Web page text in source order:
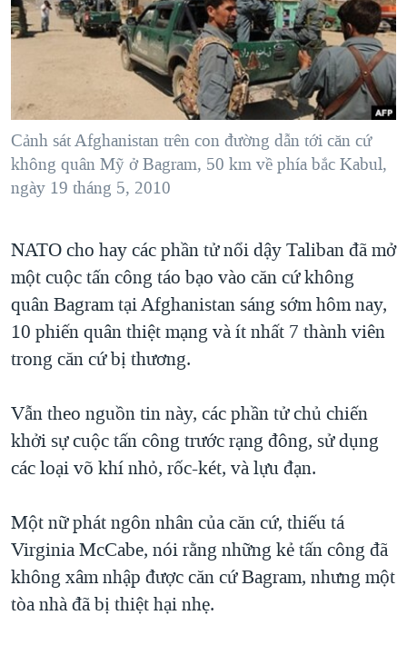
"Tìm"NGƯỜI VIỆT HẢI NGOẠI
KHOA HỌC
SỨC KHOẺ
VĂN HOÁ
GIÁO DỤC
TẠI
HÀNH TRÌNH BẦU CỬ 2024
MỘT NĂM CHIẾN TRANH TẠI DẢI GAZA
GIẢI MÃ VÀNH ĐAI & CON ĐƯỜNG
NGÀY TỊ NẠN THẾ GIỚI
TRỊNH VĨNH BÌNH - NGƯỜI HẠ 'BÊN THẮNG CUỘC'
GROUND ZERO – XƯA VÀ NAY
CÁC GIÁ TRỊ CỘNG HÒA Ở VIỆT NAM
THƯỢNG ĐỈNH TRUMP-KIM TẠI VIỆT NAM
TRỊNH VĨNH BÌNH VS. CHÍNH PHỦ VIỆT NAM
NGƯ DÂN VIỆT VÀ LÀN SÓNG TRỘM HẢI SÂM
QUAN HỆ VIỆT MỸ
VIDEO
MẠNG XÃ HỘI
Ngôn ngữ khác
Cảnh sát Afghanistan trên con đường dẫn tới căn cứ
không quân Mỹ ở Bagram, 50 km về phía bắc Kabul,
ngày 19 tháng 5, 2010
NATO cho hay các phần tử nổi dậy Taliban đã mở
một cuộc tấn công táo bạo vào căn cứ không
quân Bagram tại Afghanistan sáng sớm hôm nay,
10 phiến quân thiệt mạng và ít nhất 7 thành viên
trong căn cứ bị thương.
Vẫn theo nguồn tin này, các phần tử chủ chiến
khởi sự cuộc tấn công trước rạng đông, sử dụng
các loại võ khí nhỏ, rốc-két, và lựu đạn.
Một nữ phát ngôn nhân của căn cứ, thiếu tá
Virginia McCabe, nói rằng những kẻ tấn công đã
không xâm nhập được căn cứ Bagram, nhưng một
tòa nhà đã bị thiệt hại nhẹ.